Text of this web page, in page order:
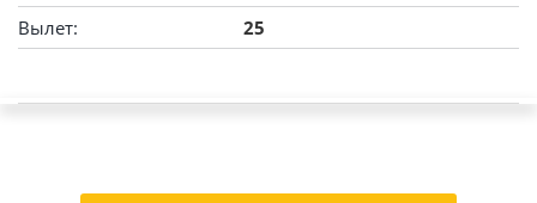
Вылет:
25